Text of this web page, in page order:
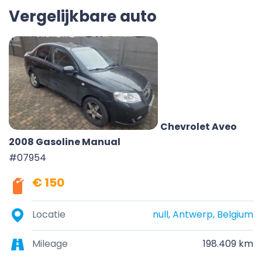
Vergelijkbare auto
Chevrolet Aveo
2008 Gasoline Manual
#07954
€ 150
Locatie null, Antwerp, Belgium
Mileage 198.409 km